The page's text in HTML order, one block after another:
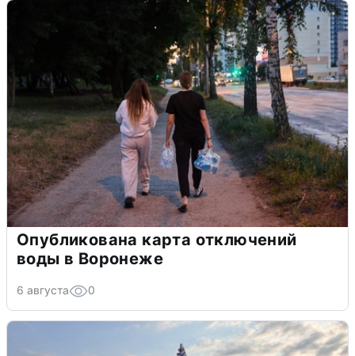
Опубликована карта отключений
воды в Воронеже
6 августа 0